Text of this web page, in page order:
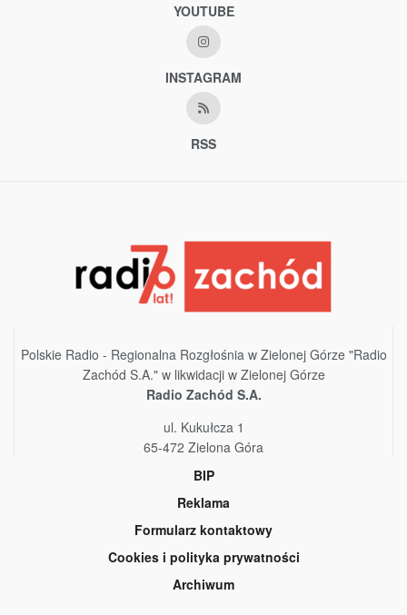
YOUTUBE
INSTAGRAM
RSS
Polskie Radio - Regionalna Rozgłośnia w Zielonej Górze "Radio
Zachód S.A." w likwidacji w Zielonej Górze
Radio Zachód S.A.
ul. Kukułcza 1
65-472 Zielona Góra
BIP
Reklama
Formularz kontaktowy
Cookies i polityka prywatności
Archiwum